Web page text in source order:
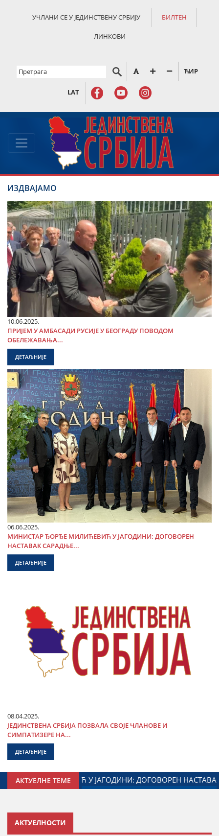
УЧЛАНИ СЕ У ЈЕДИНСТВЕНУ СРБИЈУ БИЛТЕН
ЛИНКОВИ
ЋИР
LAT
ИЗДВАЈАМО
10.06.2025.
ПРИЈЕМ У АМБАСАДИ РУСИЈЕ У БЕОГРАДУ ПОВОДОМ
ОБЕЛЕЖАВАЊА...
ДЕТАЉНИЈЕ
06.06.2025.
МИНИСТАР ЂОРЂЕ МИЛИЋЕВИЋ У ЈАГОДИНИ: ДОГОВОРЕН
НАСТАВАК САРАДЊЕ...
ДЕТАЉНИЈЕ
08.04.2025.
ЈЕДИНСТВЕНА СРБИЈА ПОЗВАЛА СВОЈЕ ЧЛАНОВЕ И
СИМПАТИЗЕРЕ НА...
ДЕТАЉНИЈЕ
АКТУЕЛНЕ ТЕМЕ
ЗАДУЖЕНОГ ЗА ОДНОСЕ СА ДИЈАСПОРОМ
АКТУЕЛНОСТИ